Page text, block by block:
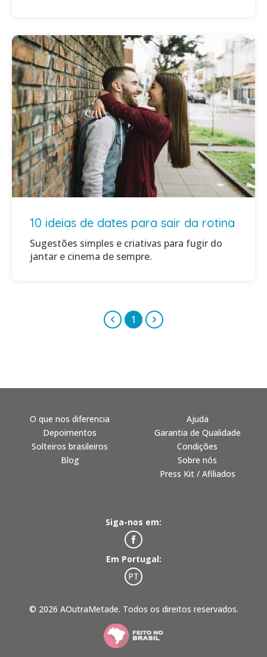
10 ideias de dates para sair da rotina
Sugestões simples e criativas para fugir do
jantar e cinema de sempre.
1
© 2026 AOutraMetade. Todos os direitos reservados.
O que nos diferencia
Depoimentos
Solteiros brasileiros
Blog
Ajuda
Garantia de Qualidade
Condições
Sobre nós
Press Kit / Afiliados
Siga-nos em:
Em Portugal:
PT